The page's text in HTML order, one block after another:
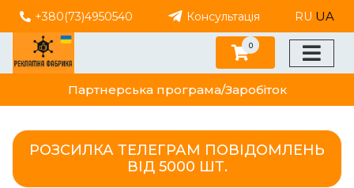
+380(73)4950540 Консультація RU UA
Партнерська програма/Заробіток
0
РОЗСИЛКА ТЕЛЕГРАМ ПОВІДОМЛЕНЬ
ВІД 5000 ШТ.